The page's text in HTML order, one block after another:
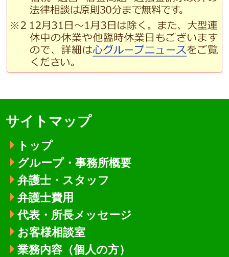
サイトマップ
トップ
グループ・事務所概要
弁護士・スタッフ
弁護士費用
代表・所長メッセージ
お客様相談室
業務内容（個人の方）